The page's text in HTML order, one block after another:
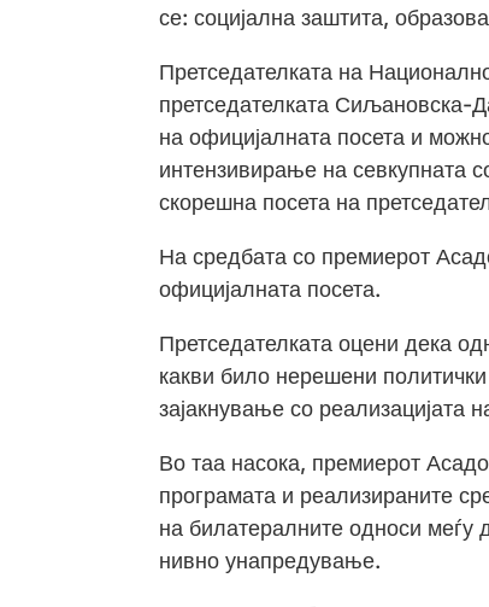
се: социјална заштита,
Претседателката на
претседателката Сиљановска-
на официјалната посета и
интензивирање на севкупната
скорешна посета на
На средбата со премиерот
официјалната посета.
Претседателката оцени дека
какви било нерешени
зајакнување со реализацијата
Во таа насока, премиерот
програмата и реализираните
на билатералните односи меѓу
нивно унапредување.